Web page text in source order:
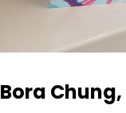
Bora Chung,